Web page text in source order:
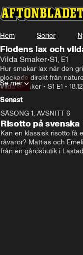
Hem Serier
Flodens lax och
Vilda Smaker•S1, E1
Hur smakar lax när den
plockade direkt från
öppen eld vid floden Ätran
färskost och örter från
Vilda Smaker • S1 E1 •
Se mer
Senast
SÄSONG 1, AVSNITT 6
Risotto på svenska
Kan en klassisk risotto få
råvaror? Mattias och
från en gårdsbutik i